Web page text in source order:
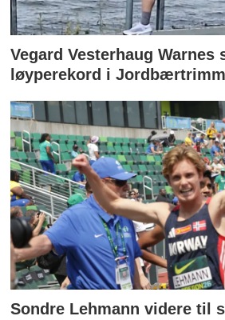
Vegard Vesterhaug Warnes
løyperekord i
Sondre Lehmann videre til